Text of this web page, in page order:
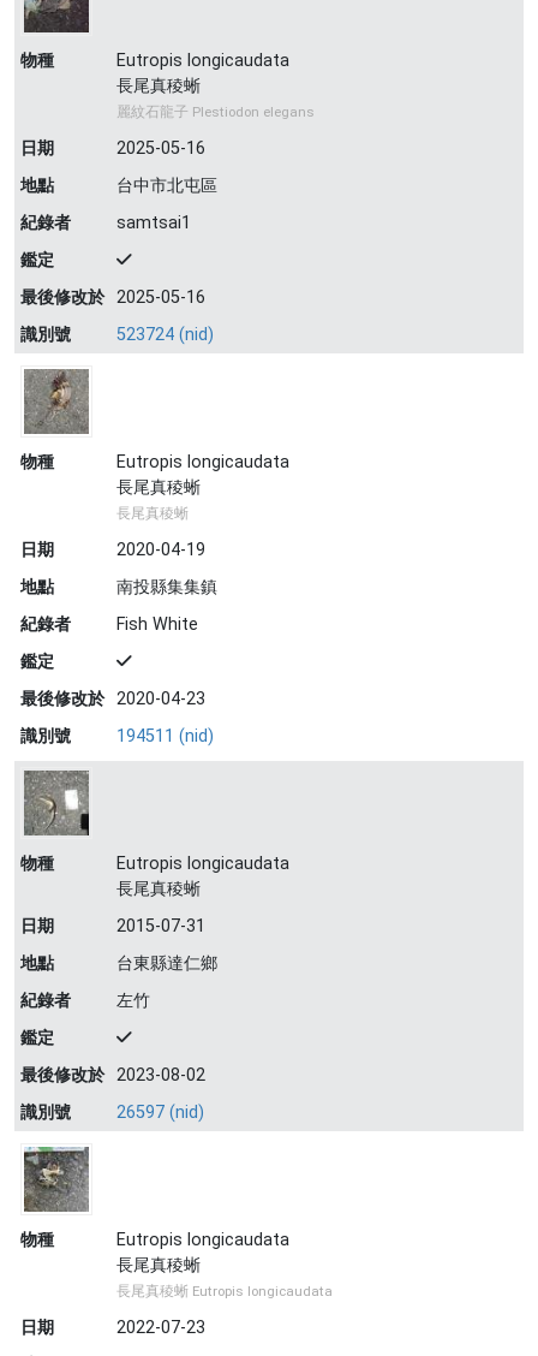
物種
Eutropis longicaudata
長尾真稜蜥
麗紋石龍子 Plestiodon elegans
日期
2025-05-16
地點
台中市北屯區
紀錄者
samtsai1
鑑定
最後修改於 2025-05-16
識別號
523724 (nid)
物種
Eutropis longicaudata
長尾真稜蜥
長尾真稜蜥
日期
2020-04-19
地點
南投縣集集鎮
紀錄者
Fish White
鑑定
最後修改於 2020-04-23
識別號
194511 (nid)
物種
Eutropis longicaudata
長尾真稜蜥
日期
2015-07-31
地點
台東縣達仁鄉
紀錄者
左竹
鑑定
最後修改於 2023-08-02
識別號
26597 (nid)
物種
Eutropis longicaudata
長尾真稜蜥
長尾真稜蜥 Eutropis longicaudata
日期
2022-07-23